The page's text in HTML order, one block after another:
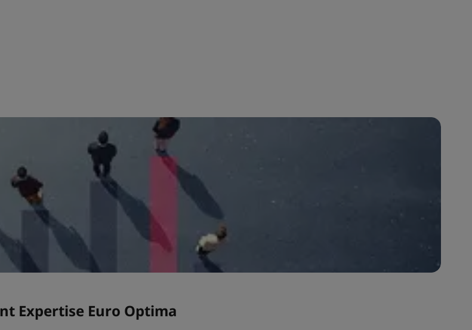
Expertise Euro Optima